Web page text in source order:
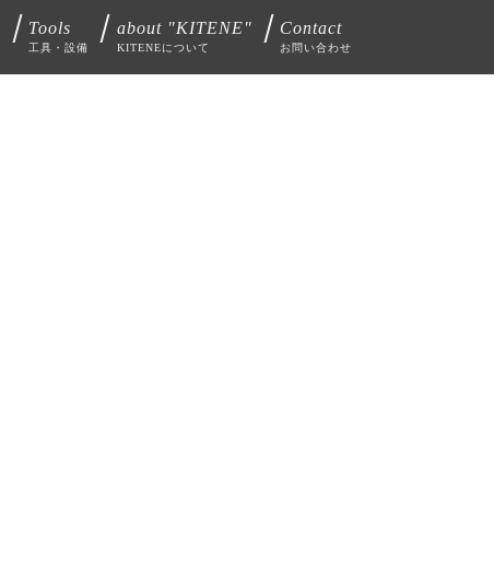
工具・設備
Tools
KITENEについて
about "KITENE"
お問い合わせ
Contact